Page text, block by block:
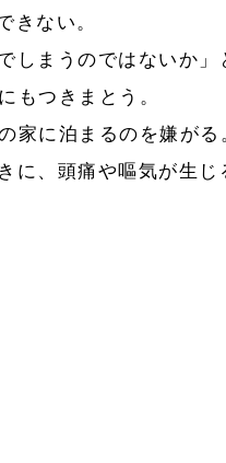
ない。
まうのではないか」
つきまとう。
に泊まるのを嫌がる
、頭痛や嘔気が生じ